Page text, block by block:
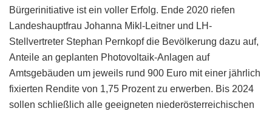
Bürgerinitiative ist ein voller Erfolg. Ende 2020 riefen
Landeshauptfrau Johanna Mikl-Leitner und LH-
Stellvertreter Stephan Pernkopf die Bevölkerung dazu auf,
Anteile an geplanten Photovoltaik-Anlagen auf
Amtsgebäuden um jeweils rund 900 Euro mit einer jährlich
fixierten Rendite von 1,75 Prozent zu erwerben. Bis 2024
sollen schließlich alle geeigneten niederösterreichischen